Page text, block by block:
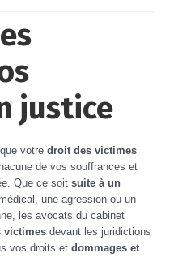
justice
votre droit des victimes
de vos souffrances et
Que ce soit suite à un
une agression ou un
les avocats du cabinet
victimes devant les juridictions
vos droits et dommages et